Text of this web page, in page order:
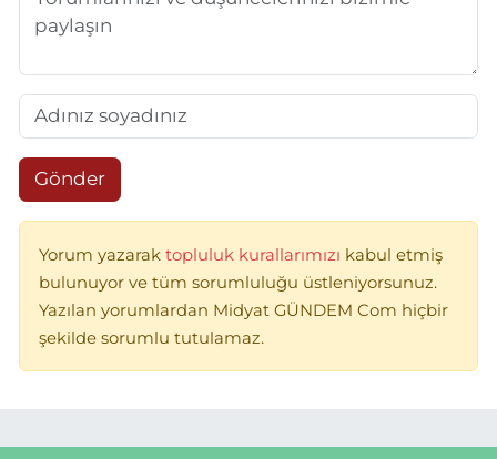
Gönder
Yorum yazarak topluluk kurallarımızı kabul etmiş
bulunuyor ve tüm sorumluluğu üstleniyorsunuz.
Yazılan yorumlardan Midyat GÜNDEM Com hiçbir
şekilde sorumlu tutulamaz.